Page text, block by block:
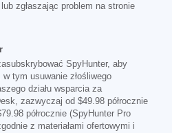
lub zgłaszając problem na stronie
SpyHunter, aby
tym usuwanie złośliwego
działu wsparcia za
zazwyczaj od $49.98 półrocznie
półrocznie (SpyHunter Pro
z materiałami ofertowymi i